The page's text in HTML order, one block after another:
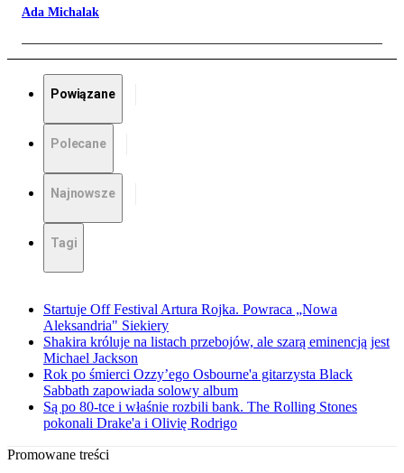
Ada Michalak
Powiązane
Polecane
Najnowsze
Tagi
Startuje Off Festival Artura Rojka. Powraca „Nowa
Aleksandria" Siekiery
Shakira króluje na listach przebojów, ale szarą eminencją jest
Michael Jackson
Rok po śmierci Ozzy’ego Osbourne'a gitarzysta Black
Sabbath zapowiada solowy album
Są po 80-tce i właśnie rozbili bank. The Rolling Stones
pokonali Drake'a i Olivię Rodrigo
Promowane treści